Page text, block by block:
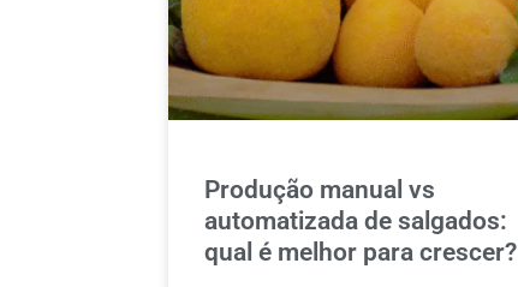
Produção manual vs
automatizada de salgados:
qual é melhor para crescer?